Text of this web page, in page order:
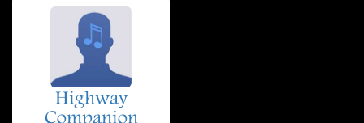
Highway